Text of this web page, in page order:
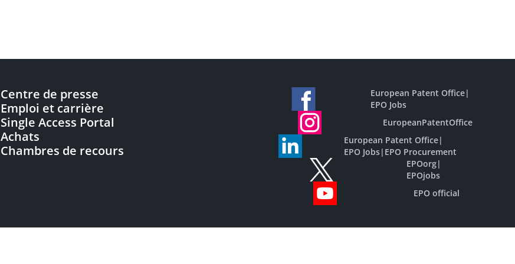
Centre de presse
Emploi et carrière
Single Access Portal
Achats
Chambres de recours
European Patent Office|
EPO Jobs
EuropeanPatentOffice
European Patent Office|
EPO Jobs| EPO Procurement
EPOorg|
EPOjobs
EPO official